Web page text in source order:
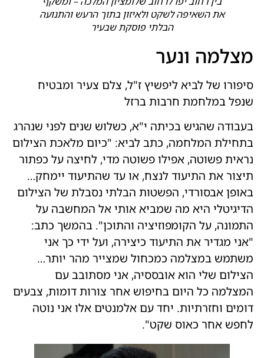
את השאיפה לשקט ולאיזון בתוך הרעש והתנועה
הבלתי פוסקת שבעיר
מצלמה ונער
סיפורו של לביא ליפשיץ ז"ל, צלם צעיר ומבטיח
שנפל במלחמת חרבות ברזל
בעבודה שהגיש בכיתה י"א, כשלוש שנים לפני שנהרג
בתחילת המלחמה, כתב לביא: "כיום מלאכת הצילום
נראית פשוטה, אפילו פשוטה מדי, לחיצה על כפתור
תיצור את התיעוד לנצח, או עד שהתיעוד יימחק…
באופן אבסורדי, הפשטות הבלתי נסבלת של הצילום
הדיגיטלי היא מה שמביא אותי אל המחשבה על
התמונה, על הקומפוזיציה והתוכן". בהמשך כתב:
"אני מגדיר את התיעוד כיצירה, ועל ידי כך אני
משתמש במצלמה כמכחול שמצייר מהר יותר…
הצילום שלי הוא אובססיה, אני מסתובב עם
המצלמה כל היום בחיפוש אחר צורות דומות, צבעים
דומים וחזרתיות. יחד עם אלמנטים אלו אני נוטה
לחפש אחר כאוס שקט".